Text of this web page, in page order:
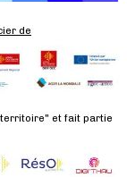
de
territoire" et fait partie